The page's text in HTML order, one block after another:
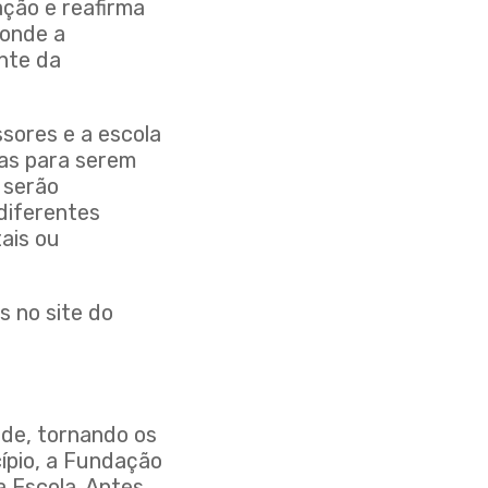
e reafirma
a
da
e a escola
para serem
ou
no site do
tornando os
a Fundação